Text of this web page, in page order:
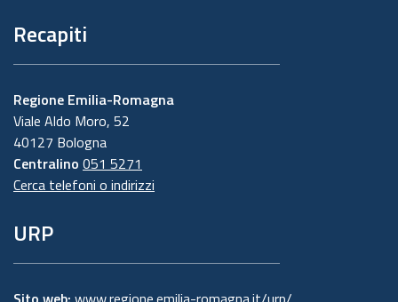
Recapiti
Regione Emilia-Romagna
Viale Aldo Moro, 52
40127 Bologna
Centralino 051 5271
Cerca telefoni o indirizzi
URP